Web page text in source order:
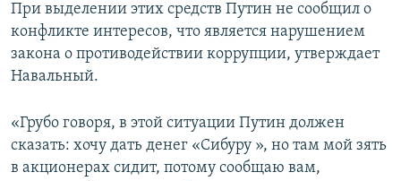
При выделении этих средств Путин не сообщил о
конфликте интересов, что является нарушением
закона о противодействии коррупции, утверждает
Навальный.
«Грубо говоря, в этой ситуации Путин должен
сказать: хочу дать денег «Сибуру », но там мой зять
в акционерах сидит, потому сообщаю вам,